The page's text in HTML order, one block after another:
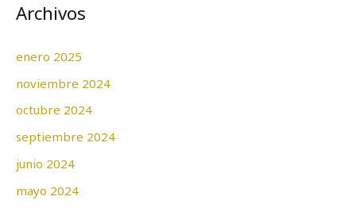
Archivos
enero 2025
noviembre 2024
octubre 2024
septiembre 2024
junio 2024
mayo 2024